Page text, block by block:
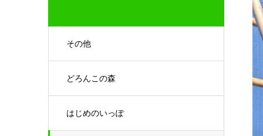
その他
どろんこの森
はじめのいっぽ